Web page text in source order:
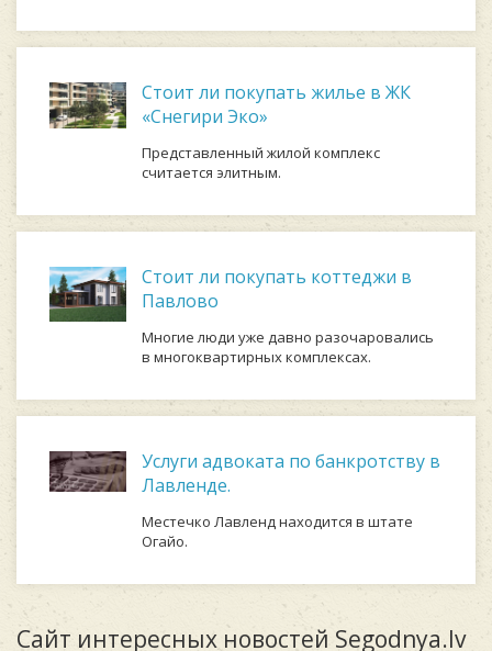
Стоит ли покупать жилье в ЖК
«Снегири Эко»
Представленный жилой комплекс
считается элитным.
Стоит ли покупать коттеджи в
Павлово
Многие люди уже давно разочаровались
в многоквартирных комплексах.
Услуги адвоката по банкротству в
Лавленде.
Местечко Лавленд находится в штате
Огайо.
Сайт интересных новостей Segodnya.lv